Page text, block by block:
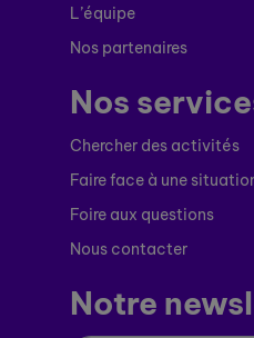
L’équipe
Nos partenaires
Nos
Chercher des activités
Faire face à une
Foire aux questions
Nous contacter
Notre